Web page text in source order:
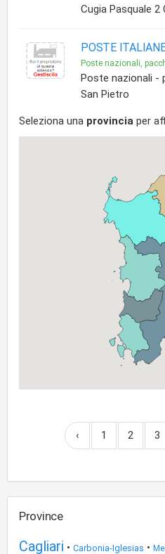
Cugia Pasquale 2
POSTE
Poste nazionali,
Poste nazionali -
San Pietro
Seleziona una provincia per
‹ 1 2 3
Province
Cagliari • Carbonia-Iglesias •